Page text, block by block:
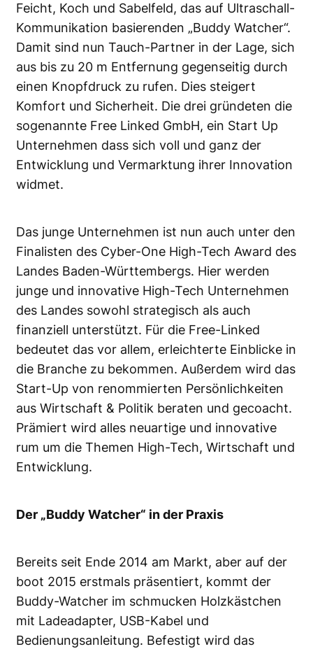
Feicht, Koch und Sabelfeld, das auf Ultraschall-
Kommunikation basierenden „Buddy Watcher“.
Damit sind nun Tauch-Partner in der Lage, sich
aus bis zu 20 m Entfernung gegenseitig durch
einen Knopfdruck zu rufen. Dies steigert
Komfort und Sicherheit. Die drei gründeten die
sogenannte Free Linked GmbH, ein Start Up
Unternehmen dass sich voll und ganz der
Entwicklung und Vermarktung ihrer Innovation
widmet.
Das junge Unternehmen ist nun auch unter den
Finalisten des Cyber-One High-Tech Award des
Landes Baden-Württembergs. Hier werden
junge und innovative High-Tech Unternehmen
des Landes sowohl strategisch als auch
finanziell unterstützt. Für die Free-Linked
bedeutet das vor allem, erleichterte Einblicke in
die Branche zu bekommen. Außerdem wird das
Start-Up von renommierten Persönlichkeiten
aus Wirtschaft & Politik beraten und gecoacht.
Prämiert wird alles neuartige und innovative
rum um die Themen High-Tech, Wirtschaft und
Entwicklung.
Der „Buddy Watcher“ in der Praxis
Bereits seit Ende 2014 am Markt, aber auf der
boot 2015 erstmals präsentiert, kommt der
Buddy-Watcher im schmucken Holzkästchen
mit Ladeadapter, USB-Kabel und
Bedienungsanleitung. Befestigt wird das